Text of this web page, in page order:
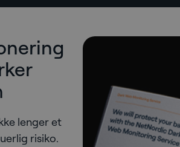
lenger et
risiko.